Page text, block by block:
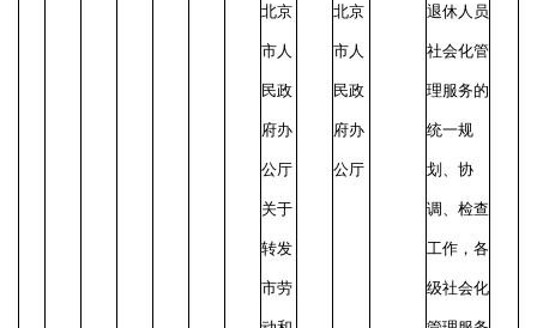
北京
市人
民政
府办
公厅
关于
转发
市劳
北京
市人
民政
府办
公厅
退休人员
社会化管
理服务的
统一规
划、协
调、检查
工作，各
级社会化